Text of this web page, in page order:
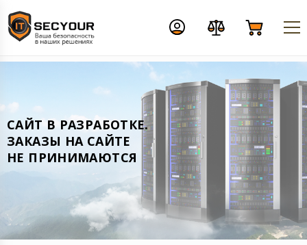
CАЙТ В РАЗРАБОТКЕ.
ЗАКАЗЫ НА САЙТЕ
НЕ ПРИНИМАЮТСЯ